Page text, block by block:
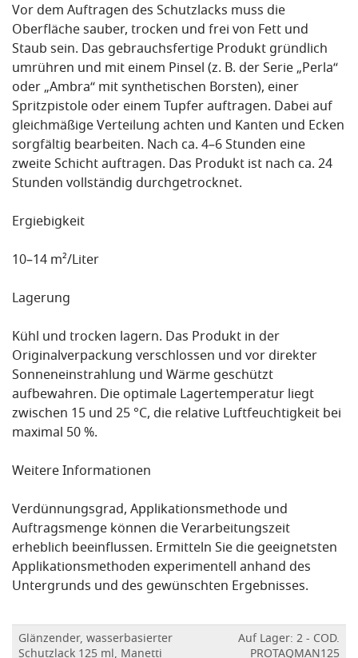
Vor dem Auftragen des Schutzlacks muss die
Oberfläche sauber, trocken und frei von Fett und
Staub sein. Das gebrauchsfertige Produkt gründlich
umrühren und mit einem Pinsel (z. B. der Serie „Perla“
oder „Ambra“ mit synthetischen Borsten), einer
Spritzpistole oder einem Tupfer auftragen. Dabei auf
gleichmäßige Verteilung achten und Kanten und Ecken
sorgfältig bearbeiten. Nach ca. 4–6 Stunden eine
zweite Schicht auftragen. Das Produkt ist nach ca. 24
Stunden vollständig durchgetrocknet.
Ergiebigkeit
10–14 m²/Liter
Lagerung
Kühl und trocken lagern. Das Produkt in der
Originalverpackung verschlossen und vor direkter
Sonneneinstrahlung und Wärme geschützt
aufbewahren. Die optimale Lagertemperatur liegt
zwischen 15 und 25 °C, die relative Luftfeuchtigkeit bei
maximal 50 %.
Weitere Informationen
Verdünnungsgrad, Applikationsmethode und
Auftragsmenge können die Verarbeitungszeit
erheblich beeinflussen. Ermitteln Sie die geeignetsten
Applikationsmethoden experimentell anhand des
Untergrunds und des gewünschten Ergebnisses.
Glänzender, wasserbasierter
Auf Lager: 2 - COD.